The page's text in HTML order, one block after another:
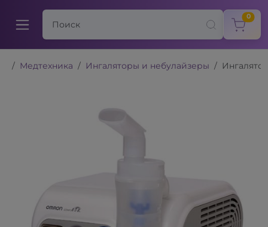
0
Медтехника Ингаляторы и небулайзеры